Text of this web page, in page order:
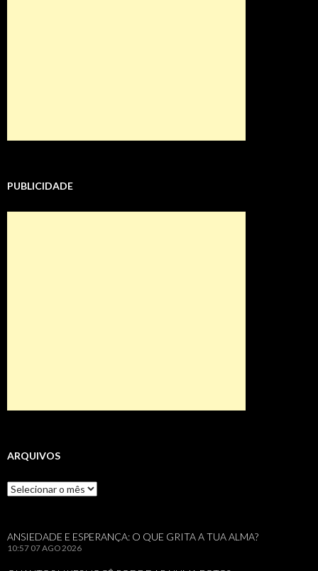
PUBLICIDADE
ARQUIVOS
Arquivos
ANSIEDADE E ESPERANÇA: O QUE GRITA A TUA ALMA?
10:57 07 AGO 2026